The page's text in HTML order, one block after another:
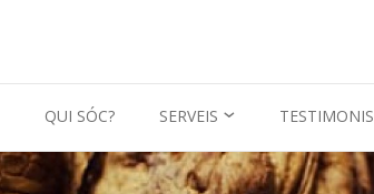
QUI SÓC? SERVEIS
CONSULTA DE NUTRICIÓ
TESTIMONIS